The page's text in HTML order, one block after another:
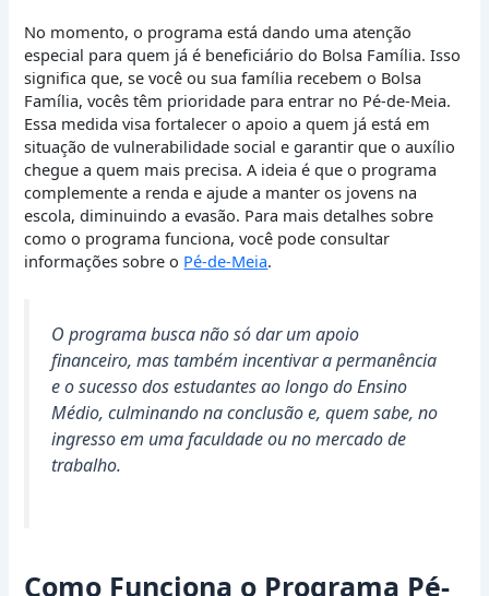
No momento, o programa está dando uma atenção
especial para quem já é beneficiário do Bolsa Família. Isso
significa que, se você ou sua família recebem o Bolsa
Família, vocês têm prioridade para entrar no Pé-de-Meia.
Essa medida visa fortalecer o apoio a quem já está em
situação de vulnerabilidade social e garantir que o auxílio
chegue a quem mais precisa. A ideia é que o programa
complemente a renda e ajude a manter os jovens na
escola, diminuindo a evasão. Para mais detalhes sobre
como o programa funciona, você pode consultar
informações sobre o Pé-de-Meia.
O programa busca não só dar um apoio
financeiro, mas também incentivar a permanência
e o sucesso dos estudantes ao longo do Ensino
Médio, culminando na conclusão e, quem sabe, no
ingresso em uma faculdade ou no mercado de
trabalho.
Como Funciona o Programa Pé-